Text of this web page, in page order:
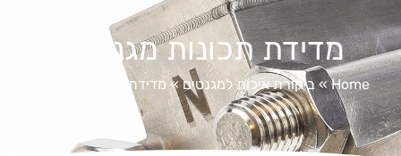
מדידת תכונות מגנטיות
Home
»ביקורת איכות למגנטים» מדידת תכונות מגנטיות